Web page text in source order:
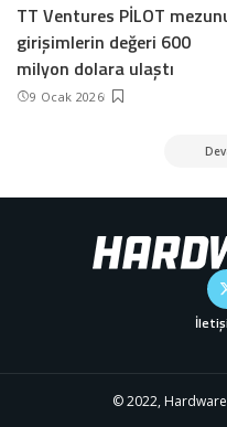
TT Ventures PİLOT
girişimlerin değeri 600
milyon dolara ulaştı
9 Ocak 2026
© 2022,